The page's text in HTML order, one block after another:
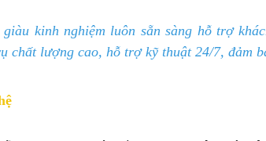
kinh nghiệm luôn sẵn sàng hỗ trợ
chất lượng cao, hỗ trợ kỹ thuật 24/7, đảm